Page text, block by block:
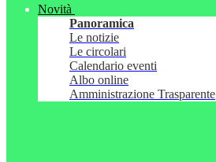
Novità
Panoramica
Le notizie
Le circolari
Calendario eventi
Albo online
Amministrazione Trasparente